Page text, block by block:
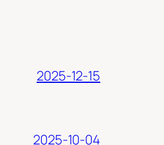
2025-12-15
2025-10-04